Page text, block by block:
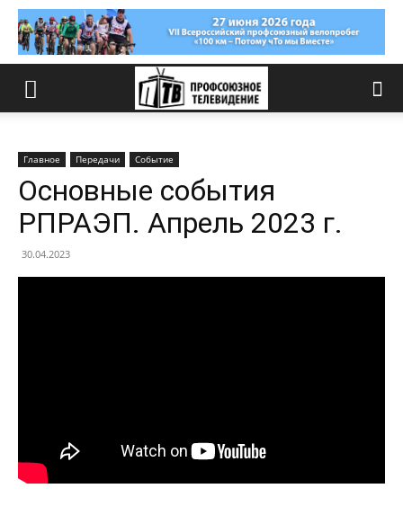
Главное Передачи Событие
Основные события
РПРАЭП. Апрель 2023 г.
30.04.2023